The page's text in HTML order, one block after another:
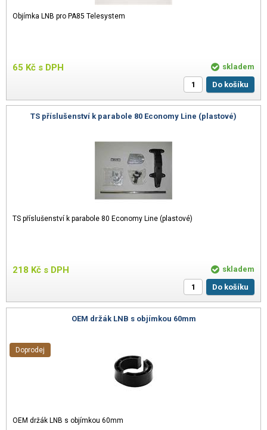
Objímka LNB pro PA85 Telesystem
65 Kč s DPH
skladem
Do košíku
TS příslušenství k parabole 80 Economy Line (plastové)
TS příslušenství k parabole 80 Economy Line (plastové)
218 Kč s DPH
skladem
Do košíku
OEM držák LNB s objímkou 60mm
OEM držák LNB s objímkou 60mm
Doprodej